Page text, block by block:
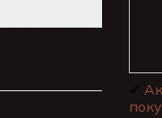
✔